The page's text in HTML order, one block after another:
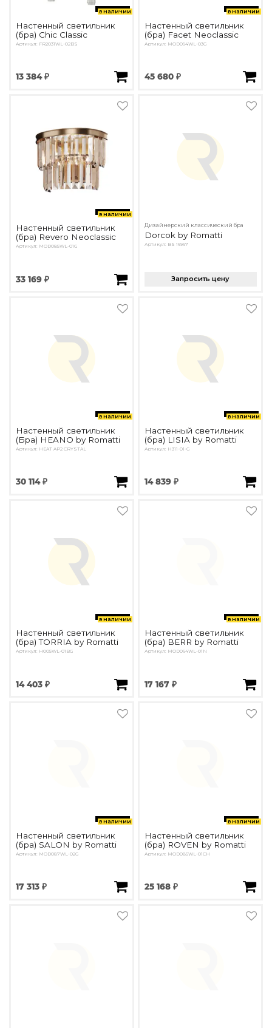
в наличии
Настенный светильник
(бра) Chic Classic
Артикул: FR2031WL-02BS
13 384 ₽
в наличии
Настенный светильник
(бра) Facet Neoclassic
Артикул: MOD094WL-03G
45 680 ₽
в наличии
Настенный светильник
(бра) Revero Neoclassic
Артикул: MOD085WL-01G
33 169 ₽
Дизайнерский классический бра
Dorcok by Romatti
Артикул: BS 16967
Запросить цену
в наличии
Настенный светильник
(Бра) HEANO by Romatti
Артикул: HEAT AP2 CRYSTAL
30 114 ₽
в наличии
Настенный светильник
(бра) LISIA by Romatti
Артикул: H311-01-G
14 839 ₽
в наличии
Настенный светильник
(бра) TORRIA by Romatti
Артикул: H005WL-01BG
14 403 ₽
в наличии
Настенный светильник
(бра) BERR by Romatti
Артикул: MOD064WL-01N
17 167 ₽
в наличии
Настенный светильник
(бра) SALON by Romatti
Артикул: MOD087WL-02G
17 313 ₽
в наличии
Настенный светильник
(бра) ROVEN by Romatti
Артикул: MOD085WL-01CH
25 168 ₽